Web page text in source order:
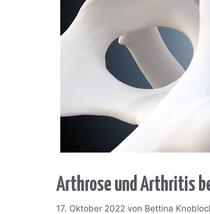
Arthrose und Arthritis
17. Oktober 2022 von Bettina